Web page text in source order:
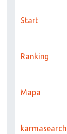
Start
Ranking
Mapa